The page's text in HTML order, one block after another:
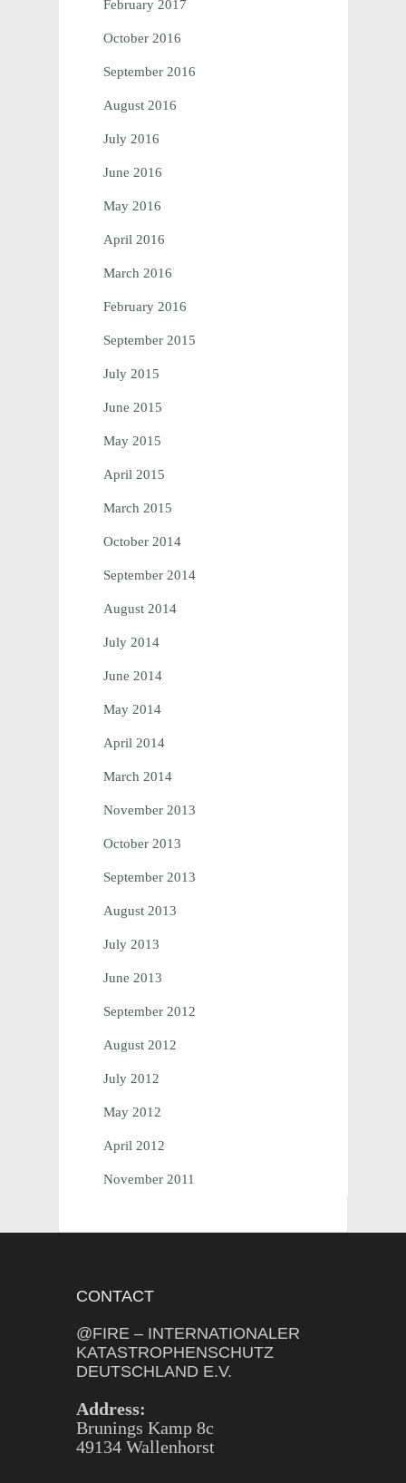
February 2017
October 2016
September 2016
August 2016
July 2016
June 2016
May 2016
April 2016
March 2016
February 2016
September 2015
July 2015
June 2015
May 2015
April 2015
March 2015
October 2014
September 2014
August 2014
July 2014
June 2014
May 2014
April 2014
March 2014
November 2013
October 2013
September 2013
August 2013
July 2013
June 2013
September 2012
August 2012
July 2012
May 2012
April 2012
November 2011
CONTACT
@FIRE – INTERNATIONALER
KATASTROPHENSCHUTZ
DEUTSCHLAND E.V.
Address:
Brunings Kamp 8c
49134 Wallenhorst